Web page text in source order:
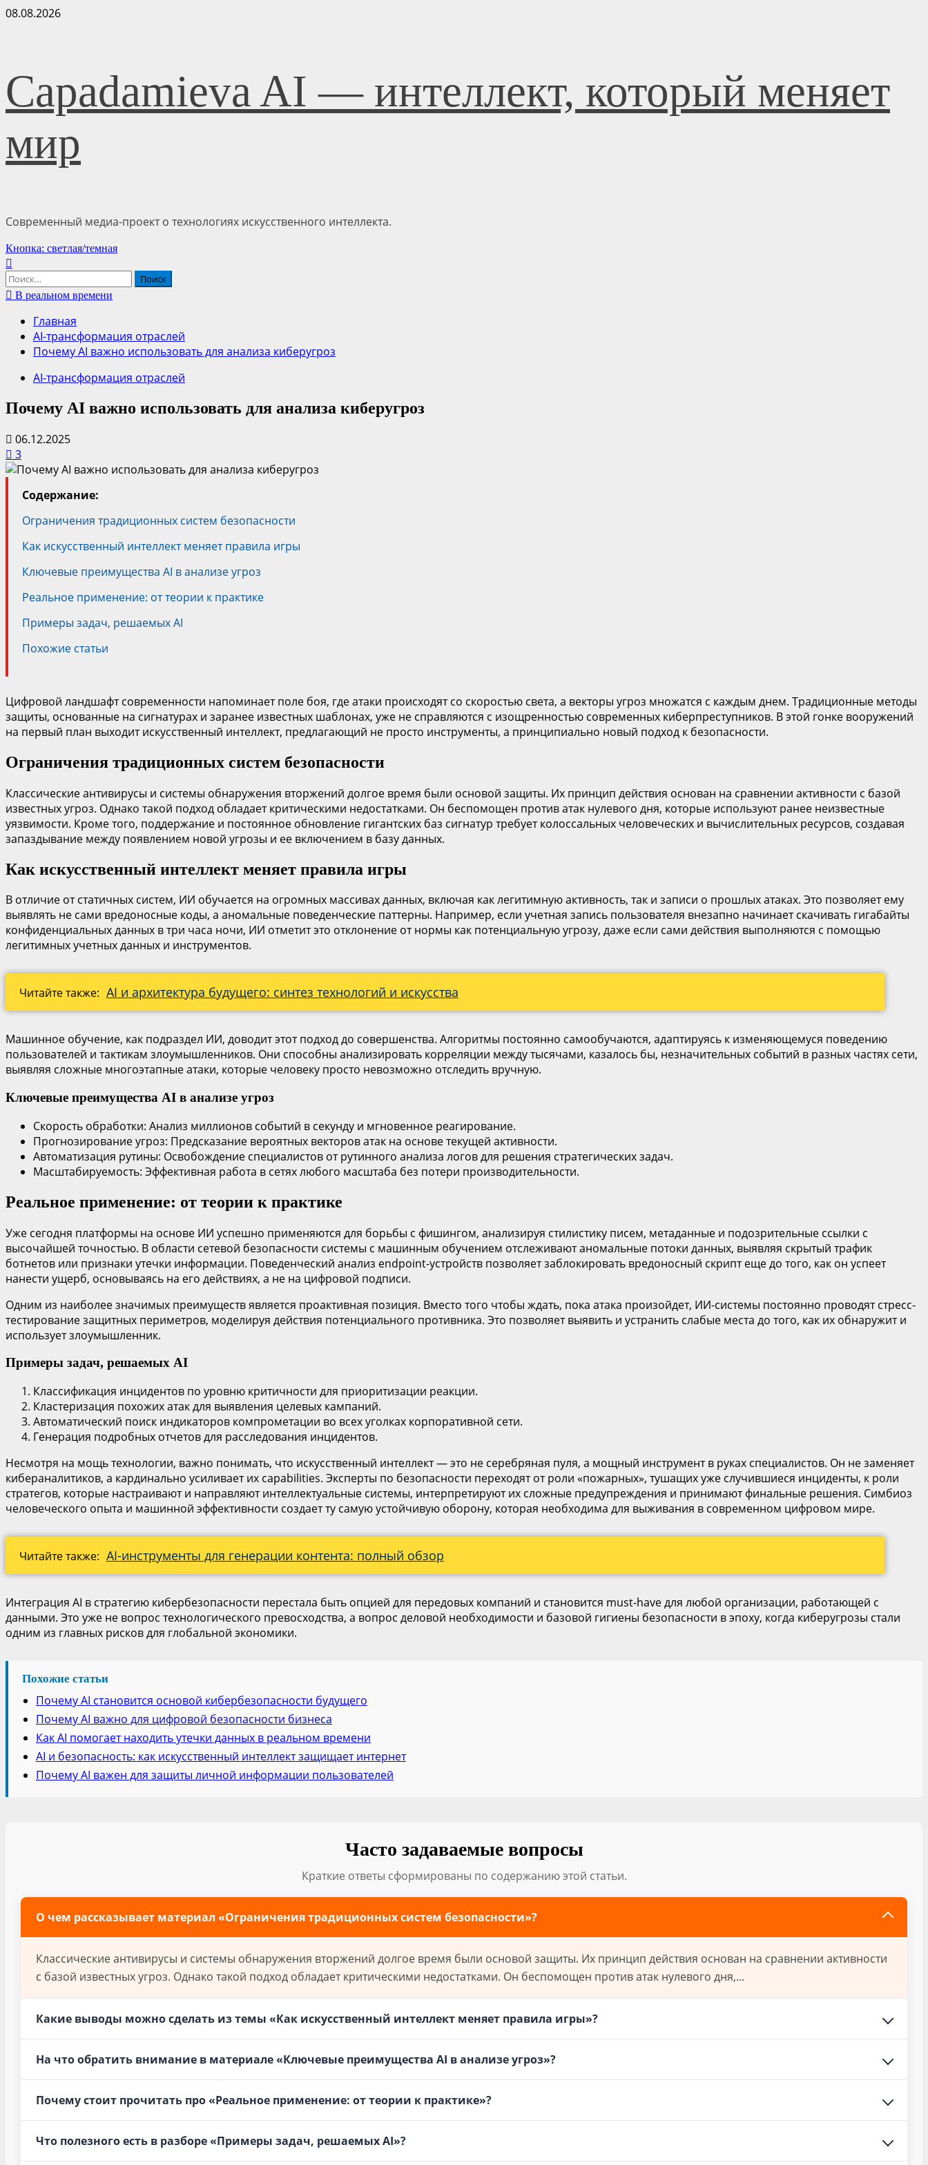
Перейти
08.08.2026
Capadamieva AI — интеллект, который меняет
мир
Современный медиа-проект о технологиях искусственного интеллекта.
Основное
меню
Кнопка: светлая/темная
Найти:
В реальном времени
Главная
AI-трансформация отраслей
Почему AI важно использовать для анализа киберугроз
AI-трансформация отраслей
Почему AI важно использовать для анализа киберугроз
06.12.2025
3
Содержание:
Ограничения традиционных систем безопасности
Как искусственный интеллект меняет правила игры
Ключевые преимущества AI в анализе угроз
Реальное применение: от теории к практике
Примеры задач, решаемых AI
Похожие статьи
Цифровой ландшафт современности напоминает поле боя, где атаки происходят со скоростью света, а векторы угроз множатся с каждым днем. Традиционные методы
защиты, основанные на сигнатурах и заранее известных шаблонах, уже не справляются с изощренностью современных киберпреступников. В этой гонке вооружений
на первый план выходит искусственный интеллект, предлагающий не просто инструменты, а принципиально новый подход к безопасности.
Ограничения традиционных систем безопасности
Классические антивирусы и системы обнаружения вторжений долгое время были основой защиты. Их принцип действия основан на сравнении активности с базой
известных угроз. Однако такой подход обладает критическими недостатками. Он беспомощен против атак нулевого дня, которые используют ранее неизвестные
уязвимости. Кроме того, поддержание и постоянное обновление гигантских баз сигнатур требует колоссальных человеческих и вычислительных ресурсов, создавая
запаздывание между появлением новой угрозы и ее включением в базу данных.
Как искусственный интеллект меняет правила игры
В отличие от статичных систем, ИИ обучается на огромных массивах данных, включая как легитимную активность, так и записи о прошлых атаках. Это позволяет ему
выявлять не сами вредоносные коды, а аномальные поведенческие паттерны. Например, если учетная запись пользователя внезапно начинает скачивать гигабайты
конфиденциальных данных в три часа ночи, ИИ отметит это отклонение от нормы как потенциальную угрозу, даже если сами действия выполняются с помощью
легитимных учетных данных и инструментов.
Читайте также: AI и архитектура будущего: синтез технологий и искусства
Машинное обучение, как подраздел ИИ, доводит этот подход до совершенства. Алгоритмы постоянно самообучаются, адаптируясь к изменяющемуся поведению
пользователей и тактикам злоумышленников. Они способны анализировать корреляции между тысячами, казалось бы, незначительных событий в разных частях сети,
выявляя сложные многоэтапные атаки, которые человеку просто невозможно отследить вручную.
Ключевые преимущества AI в анализе угроз
Скорость обработки: Анализ миллионов событий в секунду и мгновенное реагирование.
Прогнозирование угроз: Предсказание вероятных векторов атак на основе текущей активности.
Автоматизация рутины: Освобождение специалистов от рутинного анализа логов для решения стратегических задач.
Масштабируемость: Эффективная работа в сетях любого масштаба без потери производительности.
Реальное применение: от теории к практике
Уже сегодня платформы на основе ИИ успешно применяются для борьбы с фишингом, анализируя стилистику писем, метаданные и подозрительные ссылки с
высочайшей точностью. В области сетевой безопасности системы с машинным обучением отслеживают аномальные потоки данных, выявляя скрытый трафик
ботнетов или признаки утечки информации. Поведенческий анализ endpoint-устройств позволяет заблокировать вредоносный скрипт еще до того, как он успеет
нанести ущерб, основываясь на его действиях, а не на цифровой подписи.
Одним из наиболее значимых преимуществ является проактивная позиция. Вместо того чтобы ждать, пока атака произойдет, ИИ-системы постоянно проводят стресс-
тестирование защитных периметров, моделируя действия потенциального противника. Это позволяет выявить и устранить слабые места до того, как их обнаружит и
использует злоумышленник.
Примеры задач, решаемых AI
Классификация инцидентов по уровню критичности для приоритизации реакции.
Кластеризация похожих атак для выявления целевых кампаний.
Автоматический поиск индикаторов компрометации во всех уголках корпоративной сети.
Генерация подробных отчетов для расследования инцидентов.
Несмотря на мощь технологии, важно понимать, что искусственный интеллект — это не серебряная пуля, а мощный инструмент в руках специалистов. Он не заменяет
кибераналитиков, а кардинально усиливает их capabilities. Эксперты по безопасности переходят от роли «пожарных», тушащих уже случившиеся инциденты, к роли
стратегов, которые настраивают и направляют интеллектуальные системы, интерпретируют их сложные предупреждения и принимают финальные решения. Симбиоз
человеческого опыта и машинной эффективности создает ту самую устойчивую оборону, которая необходима для выживания в современном цифровом мире.
Читайте также: AI-инструменты для генерации контента: полный обзор
Интеграция AI в стратегию кибербезопасности перестала быть опцией для передовых компаний и становится must-have для любой организации, работающей с
данными. Это уже не вопрос технологического превосходства, а вопрос деловой необходимости и базовой гигиены безопасности в эпоху, когда киберугрозы стали
одним из главных рисков для глобальной экономики.
Похожие статьи
Почему AI становится основой кибербезопасности будущего
Почему AI важно для цифровой безопасности бизнеса
Как AI помогает находить утечки данных в реальном времени
AI и безопасность: как искусственный интеллект защищает интернет
Почему AI важен для защиты личной информации пользователей
Часто задаваемые вопросы
Краткие ответы сформированы по содержанию этой статьи.
О чем рассказывает материал «Ограничения традиционных систем безопасности»?
Классические антивирусы и системы обнаружения вторжений долгое время были основой защиты. Их принцип действия основан на сравнении активности
с базой известных угроз. Однако такой подход обладает критическими недостатками. Он беспомощен против атак нулевого дня,...
Какие выводы можно сделать из темы «Как искусственный интеллект меняет правила игры»?
На что обратить внимание в материале «Ключевые преимущества AI в анализе угроз»?
Почему стоит прочитать про «Реальное применение: от теории к практике»?
Что полезного есть в разборе «Примеры задач, решаемых AI»?